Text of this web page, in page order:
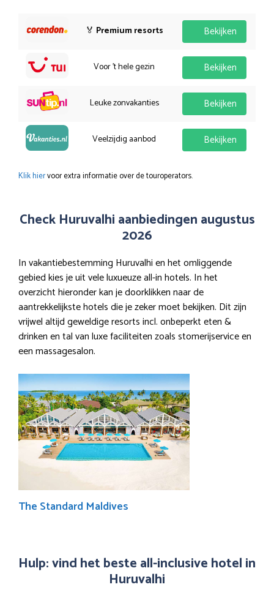
🏅 Premium resorts Bekijken
Voor 't hele gezin Bekijken
Leuke zonvakanties Bekijken
Veelzijdig aanbod Bekijken
Klik hiervoor extra informatie over de touroperators.
Check Huruvalhi aanbiedingen augustus
2026
In vakantiebestemming Huruvalhi en het omliggende
gebied kies je uit vele luxueuze all-in hotels. In het
overzicht hieronder kan je doorklikken naar de
aantrekkelijkste hotels die je zeker moet bekijken. Dit zijn
vrijwel altijd geweldige resorts incl. onbeperkt eten &
drinken en tal van luxe faciliteiten zoals stomerijservice en
een massagesalon.
The Standard Maldives
Hulp: vind het beste all-inclusive hotel in
Huruvalhi